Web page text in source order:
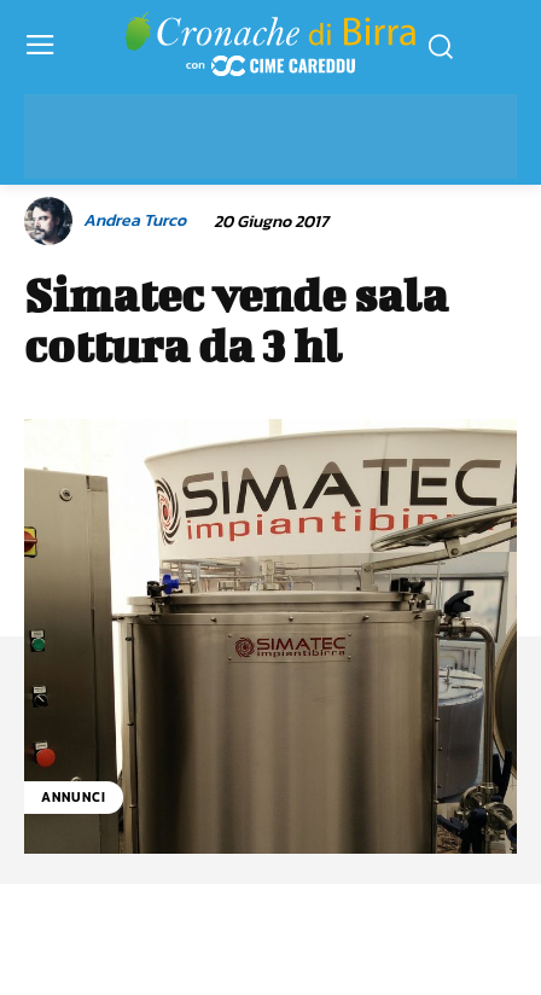
Andrea Turco 20 Giugno 2017
Simatec vende sala
cottura da 3 hl
ANNUNCI